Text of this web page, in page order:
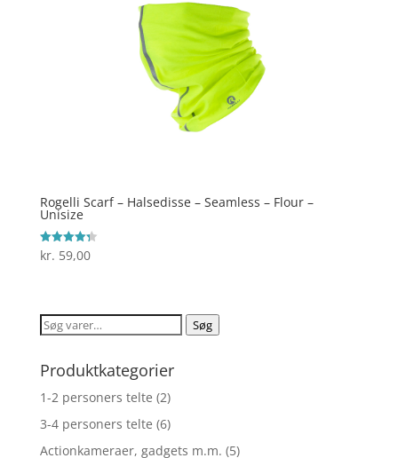
Rogelli Scarf – Halsedisse – Seamless – Flour –
Unisize
Vurderet
4.3
kr. 59,00
Søg
Søg
Produktkategorier
1-2 personers telte (2)
3-4 personers telte (6)
Actionkameraer, gadgets m.m. (5)